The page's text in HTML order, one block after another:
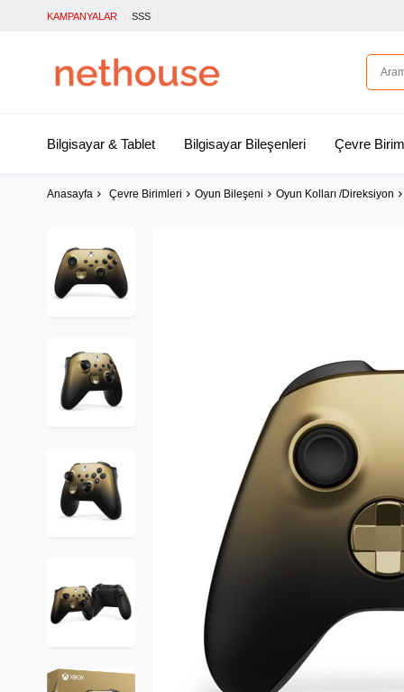
KAMPANYALAR SSS
Bilgisayar & Tablet Bilgisayar Bileşenleri Çevre
Anasayfa Çevre Birimleri Oyun Bileşeni Oyun Kolları /Direksiyon